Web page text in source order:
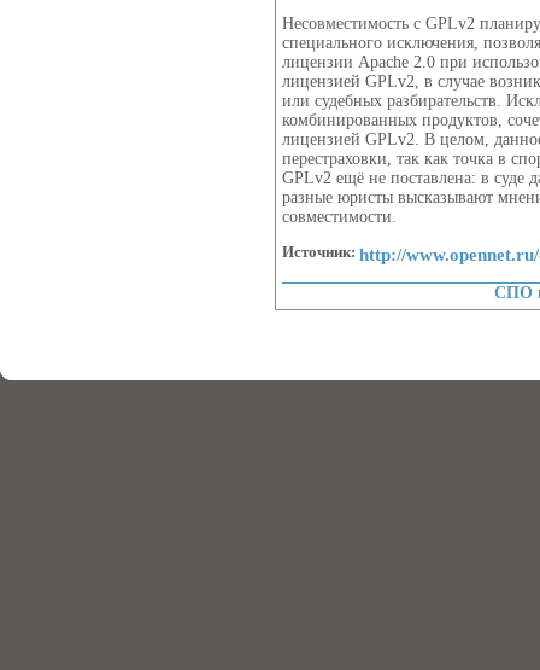
Несовместимость с GPLv2
специального исключения,
лицензии Apache 2.0 при
лицензией GPLv2, в случае
или судебных разбирательств.
комбинированных продуктов,
лицензией GPLv2. В целом,
перестраховки, так как точка в
GPLv2 ещё не поставлена: в суде
разные юристы высказывают
совместимости.
Источник: http://
СПО